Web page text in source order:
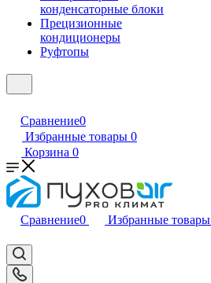
конденсаторные блоки
Прецизионные
кондиционеры
Руфтопы
Сравнение0
Избранные товары 0
Корзина 0
Сравнение0 Избранные товары